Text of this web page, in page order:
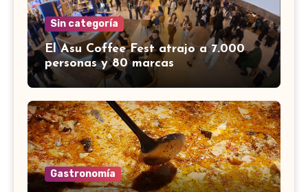
Sin categoría
El Asu Coffee Fest atrajo a 7.000
personas y 80 marcas
Gastronomía